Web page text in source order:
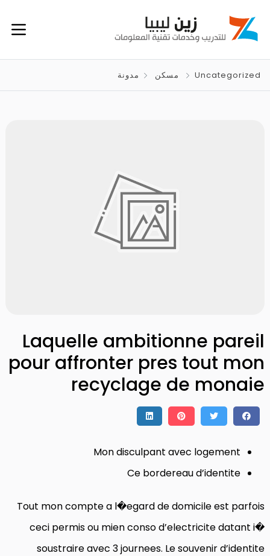
مسكن مدونة Uncategorized
Laquelle ambitionne pareil
pour affronter pres tout mon
recyclage de monaie
Mon disculpant avec logement
Ce bordereau d’identite
Tout mon compte a l�egard de domicile est parfois
ceci permis ou mien conso d’electricite datant i�
soustraire avec 3 journees. Le souvenir d’identite